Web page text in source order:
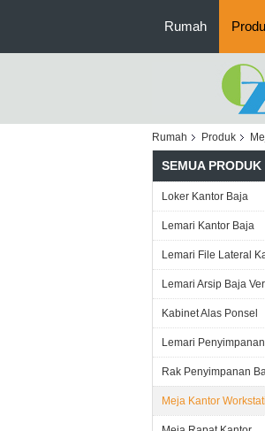
Rumah
Rumah Produk
SEMUA PRODUK
Loker Kantor Baja
Lemari Kantor Baja
Lemari File Lateral
Lemari Arsip Baja
Kabinet Alas Ponsel
Lemari
Rak Penyimpanan
Meja Kantor